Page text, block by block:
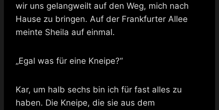
wir uns gelangweilt auf den Weg, mich nach
Hause zu bringen. Auf der Frankfurter Allee
meinte Sheila auf einmal.
„Egal was für eine Kneipe?“
Kar, um halb sechs bin ich für fast alles zu
haben. Die Kneipe, die sie aus dem